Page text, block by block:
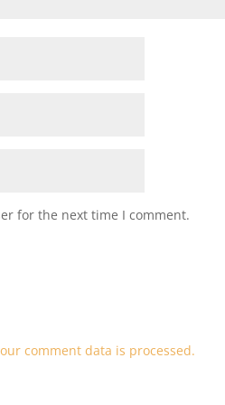
for the next time I comment.
comment data is processed.